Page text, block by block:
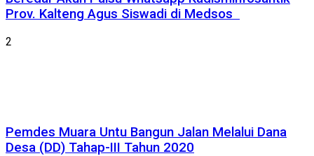
Prov. Kalteng Agus Siswadi di Medsos
2
Pemdes Muara Untu Bangun Jalan Melalui Dana
Desa (DD) Tahap-III Tahun 2020